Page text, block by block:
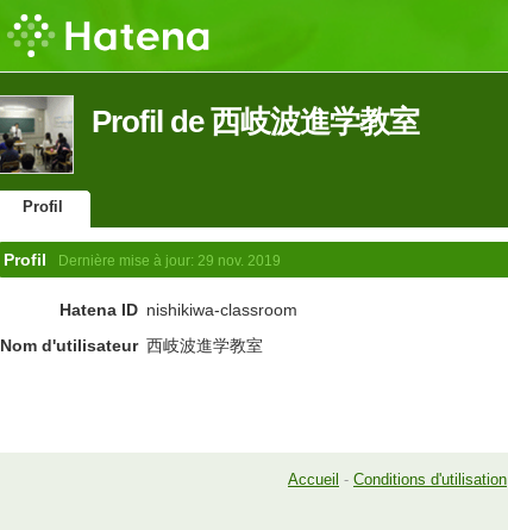
Profil de 西岐波進学教室
Profil
Profil Dernière mise à jour: 29 nov. 2019
Hatena ID nishikiwa-classroom
Nom d'utilisateur 西岐波進学教室
Accueil - Conditions d'utilisation